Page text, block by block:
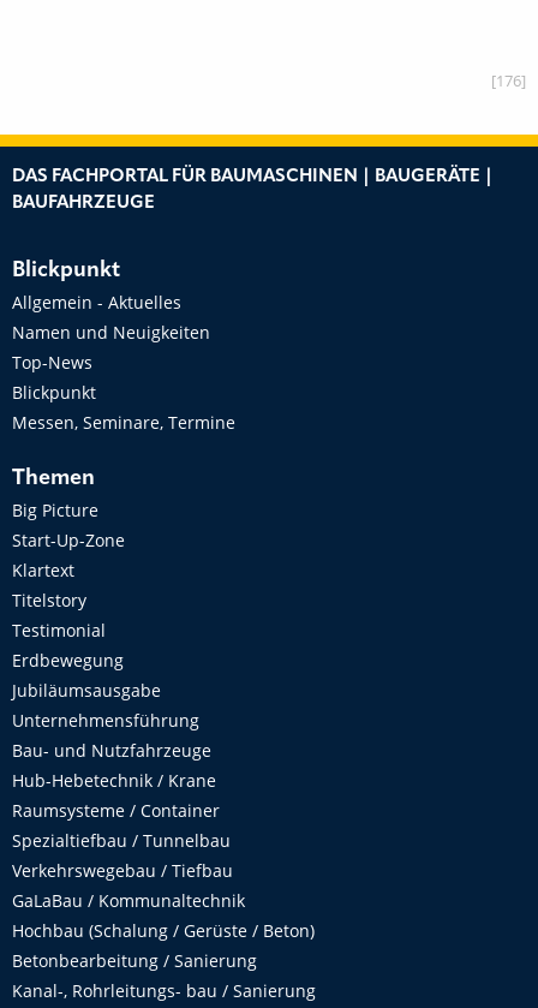
[176]
DAS FACHPORTAL FÜR BAUMASCHINEN | BAUGERÄTE |
BAUFAHRZEUGE
Blickpunkt
Allgemein - Aktuelles
Namen und Neuigkeiten
Top-News
Blickpunkt
Messen, Seminare, Termine
Themen
Big Picture
Start-Up-Zone
Klartext
Titelstory
Testimonial
Erdbewegung
Jubiläumsausgabe
Unternehmensführung
Bau- und Nutzfahrzeuge
Hub-Hebetechnik / Krane
Raumsysteme / Container
Spezialtiefbau / Tunnelbau
Verkehrswegebau / Tiefbau
GaLaBau / Kommunaltechnik
Hochbau (Schalung / Gerüste / Beton)
Betonbearbeitung / Sanierung
Kanal-, Rohrleitungs- bau / Sanierung